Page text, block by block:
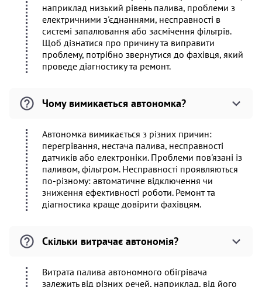
наприклад низький рівень палива, проблеми з
електричними з'єднаннями, несправності в
системі запалювання або засмічення фільтрів.
Щоб дізнатися про причину та виправити
проблему, потрібно звернутися до фахівця, який
проведе діагностику та ремонт.
Чому вимикається автономка?
Автономка вимикається з різних причин:
перегрівання, нестача палива, несправності
датчиків або електроніки. Проблеми пов'язані із
паливом, фільтром. Несправності проявляються
по-різному: автоматичне відключення чи
зниження ефективності роботи. Ремонт та
діагностика краще довірити фахівцям.
Скільки витрачає автономія?
Витрата палива автономного обігрівача
залежить від різних речей, наприклад, від його